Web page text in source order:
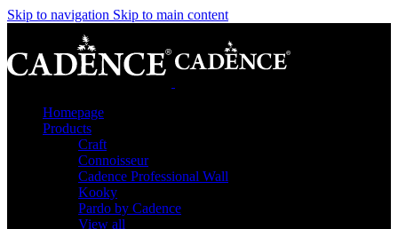
Skip to navigation Skip to main content
Homepage
Products
Craft
Connoisseur
Cadence Professional Wall
Kooky
Pardo by Cadence
View all